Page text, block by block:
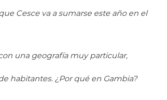
Cesce va a sumarse este año en el
una geografía muy particular,
habitantes. ¿Por qué en Gambia?